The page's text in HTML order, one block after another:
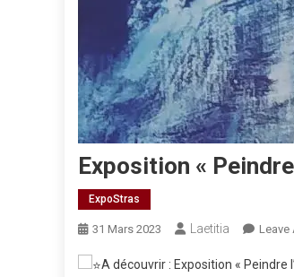
Exposition «
ExpoStras
31 Mars 2023 Laetitia Leave
A découvrir : Exposition « Peindre